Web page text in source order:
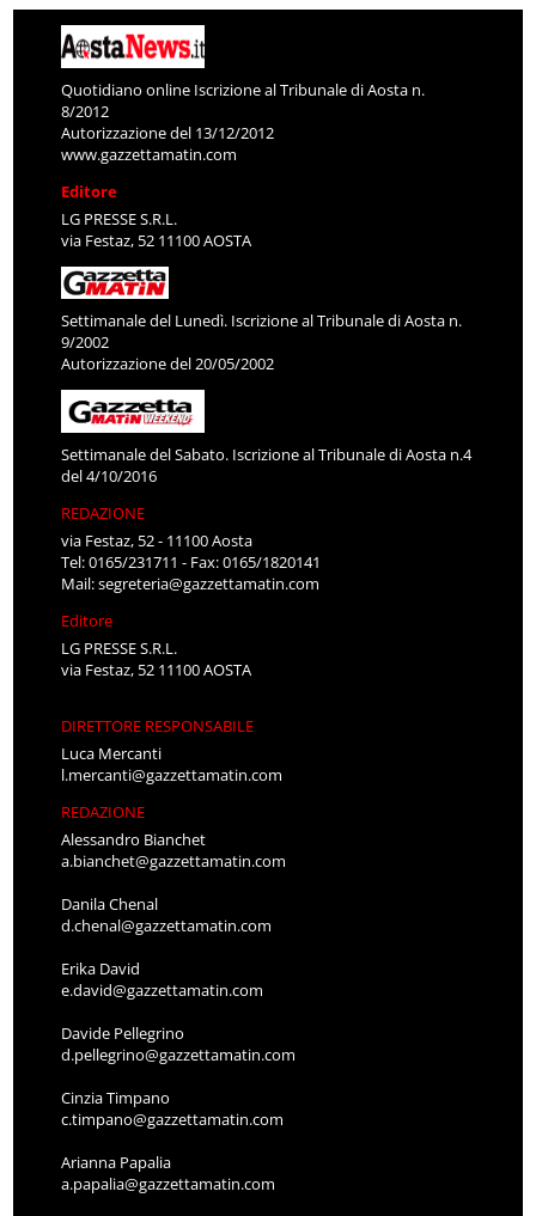
Quotidiano online Iscrizione al Tribunale di Aosta n.
8/2012
Autorizzazione del 13/12/2012
www.gazzettamatin.com
Editore
LG PRESSE S.R.L.
via Festaz, 52 11100 AOSTA
Settimanale del Lunedì. Iscrizione al Tribunale di Aosta n.
9/2002
Autorizzazione del 20/05/2002
Settimanale del Sabato. Iscrizione al Tribunale di Aosta n.4
del 4/10/2016
REDAZIONE
via Festaz, 52 - 11100 Aosta
Tel: 0165/231711 - Fax: 0165/1820141
Mail:segreteria@gazzettamatin.com
Editore
LG PRESSE S.R.L.
via Festaz, 52 11100 AOSTA
DIRETTORE RESPONSABILE
Luca Mercanti
l.mercanti@gazzettamatin.com
REDAZIONE
Alessandro Bianchet
a.bianchet@gazzettamatin.com
Danila Chenal
d.chenal@gazzettamatin.com
Erika David
e.david@gazzettamatin.com
Davide Pellegrino
d.pellegrino@gazzettamatin.com
Cinzia Timpano
c.timpano@gazzettamatin.com
Arianna Papalia
a.papalia@gazzettamatin.com